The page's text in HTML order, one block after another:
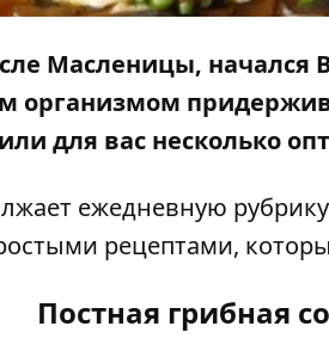
Масленицы,
организмом
для вас несколько
ежедневную
рецептами,
Постная грибная